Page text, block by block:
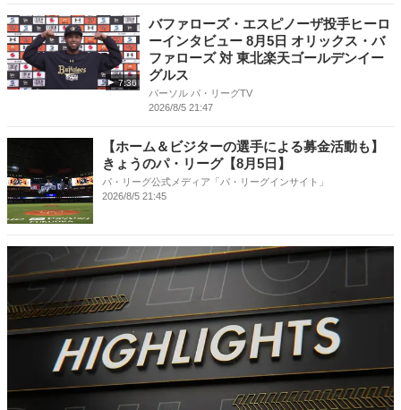
7:36
バファローズ・エスピノーザ投手ヒーロ
ーインタビュー 8月5日 オリックス・バ
ファローズ 対 東北楽天ゴールデンイー
グルス
パーソル パ・リーグTV
2026/8/5 21:47
【ホーム＆ビジターの選手による募金活動も】
きょうのパ・リーグ【8月5日】
パ・リーグ公式メディア「パ・リーグインサイト」
2026/8/5 21:45